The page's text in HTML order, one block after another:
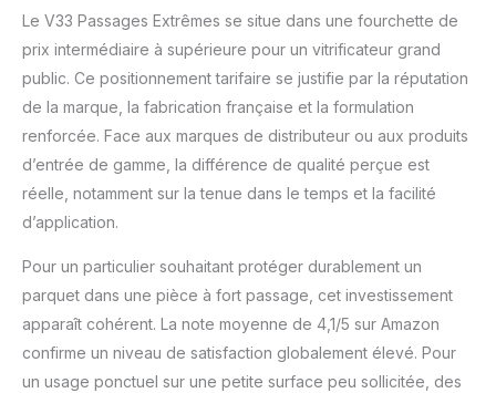
Le V33 Passages Extrêmes se situe dans une fourchette de
prix intermédiaire à supérieure pour un vitrificateur grand
public. Ce positionnement tarifaire se justifie par la réputation
de la marque, la fabrication française et la formulation
renforcée. Face aux marques de distributeur ou aux produits
d’entrée de gamme, la différence de qualité perçue est
réelle, notamment sur la tenue dans le temps et la facilité
d’application.
Pour un particulier souhaitant protéger durablement un
parquet dans une pièce à fort passage, cet investissement
apparaît cohérent. La note moyenne de 4,1/5 sur Amazon
confirme un niveau de satisfaction globalement élevé. Pour
un usage ponctuel sur une petite surface peu sollicitée, des